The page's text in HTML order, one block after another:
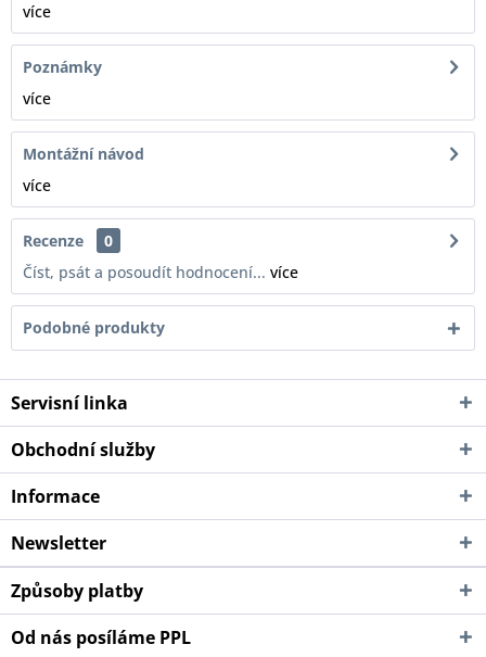
více
Poznámky
více
Montážní návod
více
Recenze
0
Číst, psát a posoudít hodnocení... více
Podobné produkty
Servisní linka
Obchodní služby
Informace
Newsletter
Způsoby platby
Od nás posíláme PPL